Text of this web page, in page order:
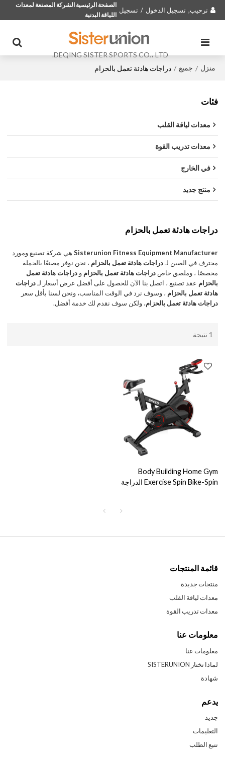
ترحيب, تسجيل الدخول / تسجيل
الصفحة الرئيسية الشركة المصنعة لمعدات
اللياقة البدنية
DEQING SISTER SPORTS CO.، LTD.
منزل / جميع / دراجات هادئة تعمل بالحزام
فئات
معدات لياقة القلب
معدات تدريب القوة
في الخارج
منتج جديد
دراجات هادئة تعمل بالحزام
Sisterunion Fitness Equipment Manufacturer هي شركة تصنيع ومورد
محترف في الصين لـدراجات هادئة تعمل بالحزام ، نحن نوفر مصنعًا بالجملة
مخصصًا ، وملصق خاصدراجات هادئة تعمل بالحزام ودراجات هادئة تعمل
بالحزام عقد تصنيع ، اتصل بنا الآن للحصول على أفضل عرض أسعار لـدراجات
هادئة تعمل بالحزام ، وسوف نرد في الوقت المناسب، ونحن لسنا بأقل سعر
دراجات هادئة تعمل بالحزام، ولكن سوف نقدم لك خدمة أفضل.
1 نتيجة
Body Building Home Gym
Exercise Spin Bike-Spin الدراجة
قائمة المنتجات
منتجات جديدة
معدات لياقة القلب
معدات تدريب القوة
معلومات عنا
معلومات عنا
لماذا تختار SISTERUNION
شهادة
يدعم
جديد
التعليمات
تتبع الطلب